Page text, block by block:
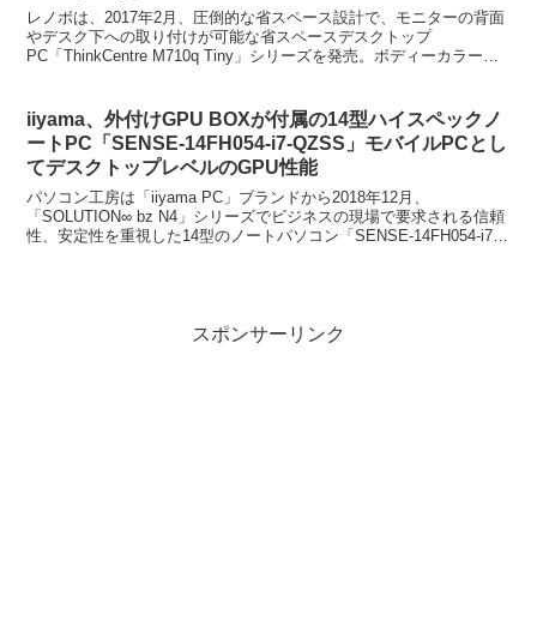
レノボは、2017年2月、圧倒的な省スペース設計で、モニターの背面
やデスク下への取り付けが可能な省スペースデスクトップ
PC「ThinkCentre M710q Tiny」シリーズを発売。ボディーカラー
iiyama、外付けGPU BOXが付属の14型ハイスペックノ
ートPC「SENSE-14FH054-i7-QZSS」モバイルPCとし
てデスクトップレベルのGPU性能
パソコン工房は「iiyama PC」ブランドから2018年12月、
「SOLUTION∞ bz N4」シリーズでビジネスの現場で要求される信頼
性、安定性を重視した14型のノートパソコン「SENSE-14FH054-i7-
スポンサーリンク